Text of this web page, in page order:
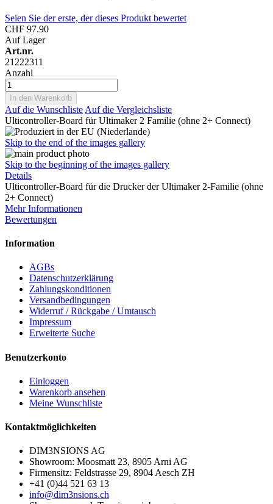
Seien Sie der erste, der dieses Produkt bewertet
CHF 97.90
Auf Lager
Art.nr.
21222311
Anzahl
In den Warenkorb
Auf die Wunschliste Auf die Vergleichsliste
Ulticontroller-Board für Ultimaker 2 Familie (ohne 2+ Connect)
Skip to the end of the images gallery
Skip to the beginning of the images gallery
Details
Ulticontroller-Board für die Drucker der Ultimaker 2-Familie (ohne
2+ Connect)
Mehr Informationen
Bewertungen
Information
AGBs
Datenschutzerklärung
Zahlungskonditionen
Versandbedingungen
Widerruf / Rückgabe / Umtausch
Impressum
Erweiterte Suche
Benutzerkonto
Einloggen
Warenkorb ansehen
Meine Wunschliste
Kontaktmöglichkeiten
DIM3NSIONS AG
Showroom: Moosmatt 23, 8905 Arni AG
Firmensitz: Feldstrasse 29, 8904 Aesch ZH
+41 (0)44 521 63 13
info@dim3nsions.ch